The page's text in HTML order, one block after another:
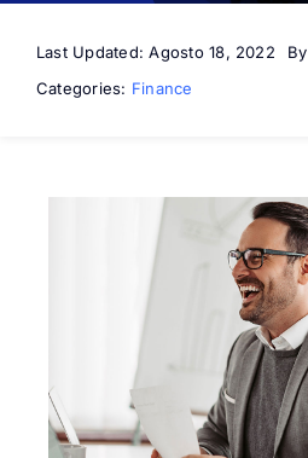
Last Updated: Agosto 18, 2022 By
Categories: Finance